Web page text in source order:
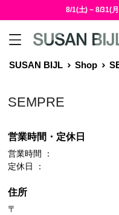
8/1(土) ~ 8/31(
SUSAN BIJL Shop
SEMPRE
営業時間・定休日
営業時間 ：
定休日 ：
住所
〒